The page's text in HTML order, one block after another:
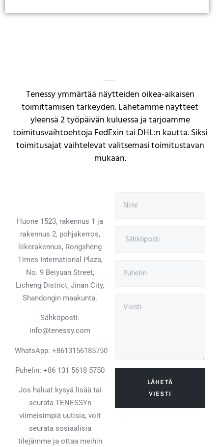
Tenessy ymmärtää näytteiden oikea-aikaisen
toimittamisen tärkeyden. Lähetämme näytteet
yleensä 2 työpäivän kuluessa ja tarjoamme
toimitusvaihtoehtoja FedExin tai DHL:n kautta. Siksi
toimitusajat vaihtelevat valitsemasi toimitustavan
mukaan.
Huone 1523, rakennus 1 ja
rakennus 2, pohjakerros,
liikerakennus, Rongsheng
Times International Plaza,
No. 9 Beiyuan Street,
Licheng District, Jinan City,
Shandongin maakunta.
Sähköposti:
info@tenessy.com
WhatsApp: +8613156185750
Puhelin: +86 131 5618 5750
Jos haluat kysyä lisää tai
seurata TENESSYn
viimeisimpiä uutisia, voit
seurata sosiaalisia
tilejämme ja ottaa meihin
LÄHETÄ
VIESTI